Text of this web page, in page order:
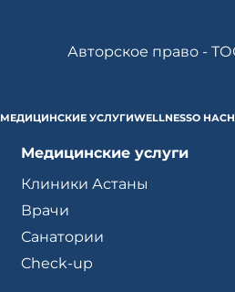
МЕДИЦИНСКИЕ УСЛУГИWELLNESSО НАС
Авторское право -
Медицинские услуги
Клиники Астаны
Врачи
Санатории
Check-up